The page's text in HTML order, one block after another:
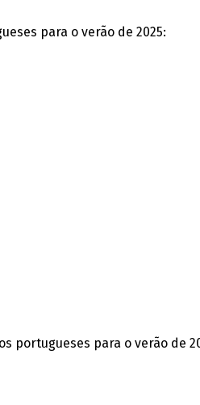
para o verão de 2025:
portugueses para o verão de